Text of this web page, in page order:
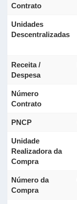
Contrato
Unidades
Descentralizadas
Receita /
Despesa
Número
Contrato
PNCP
Unidade
Realizadora da
Compra
Número da
Compra